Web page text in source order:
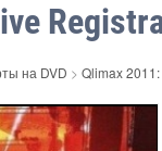
на DVD > Qlimax